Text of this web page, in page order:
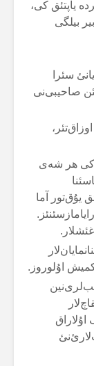
یاپتئق کی،
بیلگی
سئرا
صاحیبی‌نی
هر شەی
یۇق‌تور آما
اۇلوروز.
اۇلاراق